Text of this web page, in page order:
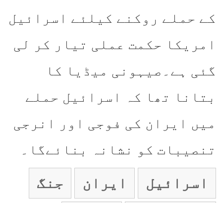
کے حملے روکنے کیلئے اسرائیل
امریکا حکمت عملی تیار کر لی
گئی ہے۔صیہونی میڈیا کا
بتانا تھا کہ اسرائیل حملے
میں ایران کی فوجی اور انرجی
تنصیبات کو نشانہ بنائےگا۔
اسرائیل ایران جنگ